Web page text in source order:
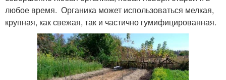
любое время. Органика может использоваться мелкая,
крупная, как свежая, так и частично гумифицированная.